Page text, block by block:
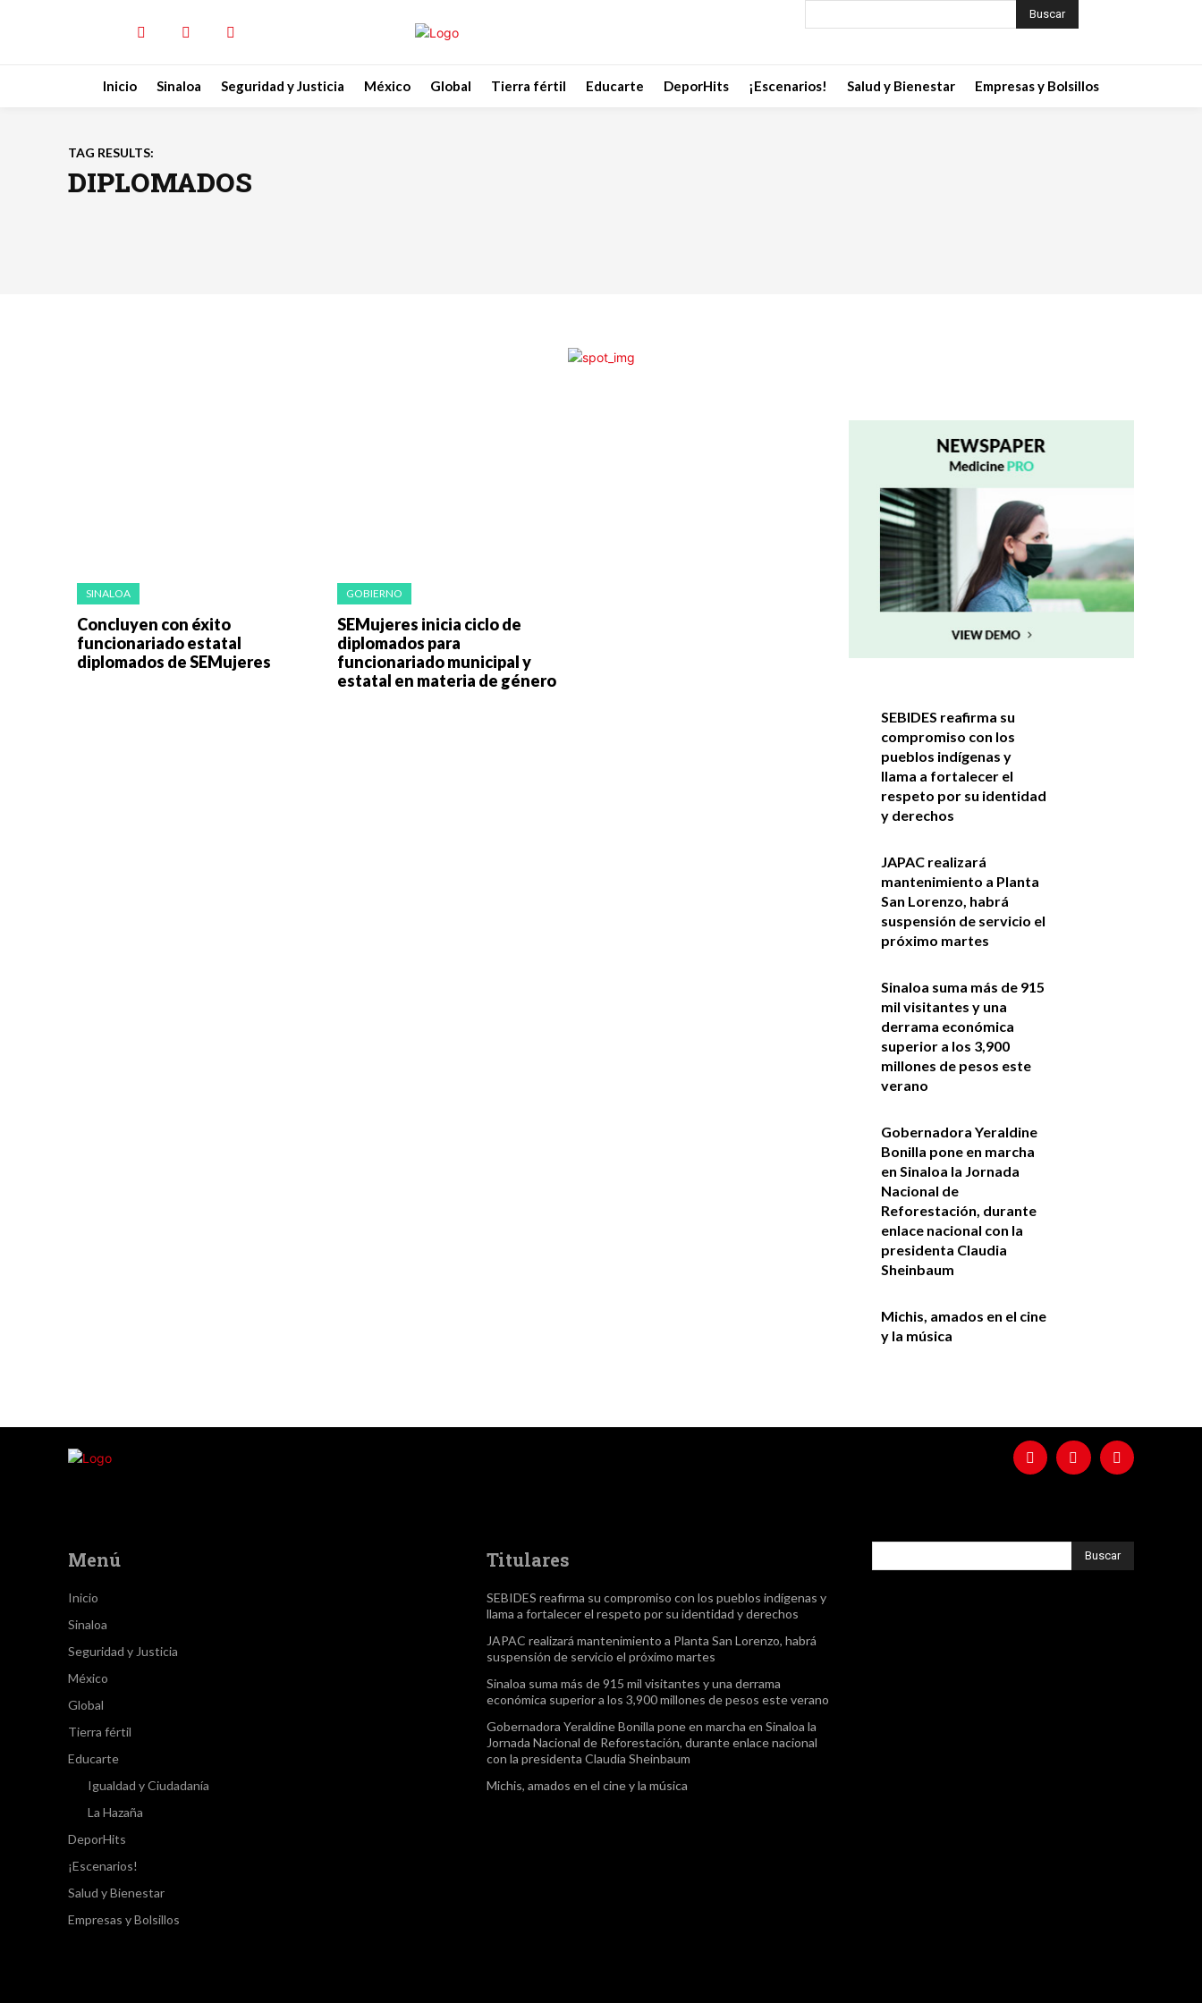
Buscar
Inicio Sinaloa Seguridad y Justicia México Global Tierra fértil Educarte DeporHits ¡Escenarios! Salud y Bienestar Empresas y Bolsillos
TAG RESULTS:
DIPLOMADOS
SINALOA
Concluyen con éxito
funcionariado estatal
diplomados de SEMujeres
GOBIERNO
SEMujeres inicia ciclo de
diplomados para
funcionariado municipal y
estatal en materia de género
SEBIDES reafirma su
compromiso con los
pueblos indígenas y
llama a fortalecer el
respeto por su identidad
y derechos
JAPAC realizará
mantenimiento a Planta
San Lorenzo, habrá
suspensión de servicio el
próximo martes
Sinaloa suma más de 915
mil visitantes y una
derrama económica
superior a los 3,900
millones de pesos este
verano
Gobernadora Yeraldine
Bonilla pone en marcha
en Sinaloa la Jornada
Nacional de
Reforestación, durante
enlace nacional con la
presidenta Claudia
Sheinbaum
Michis, amados en el cine
y la música
Menú
Inicio
Sinaloa
Seguridad y Justicia
México
Global
Tierra fértil
Educarte
Igualdad y Ciudadanía
La Hazaña
DeporHits
¡Escenarios!
Salud y Bienestar
Empresas y Bolsillos
Titulares
SEBIDES reafirma su compromiso con los pueblos indígenas y
llama a fortalecer el respeto por su identidad y derechos
JAPAC realizará mantenimiento a Planta San Lorenzo, habrá
suspensión de servicio el próximo martes
Sinaloa suma más de 915 mil visitantes y una derrama
económica superior a los 3,900 millones de pesos este verano
Gobernadora Yeraldine Bonilla pone en marcha en Sinaloa la
Jornada Nacional de Reforestación, durante enlace nacional
con la presidenta Claudia Sheinbaum
Michis, amados en el cine y la música
Buscar